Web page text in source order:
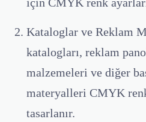
için CMYK renk
Kataloglar ve Reklam
katalogları, reklam
malzemeleri ve diğer
materyalleri CMYK
tasarlanır.